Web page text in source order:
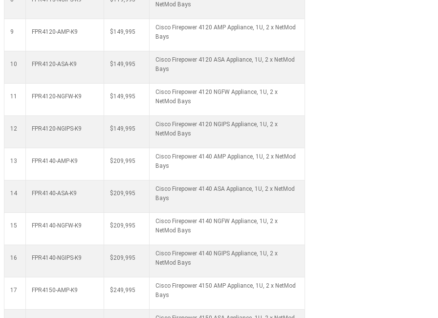
NetMod Bays
9 FPR4120-AMP-K9 $149,995
Cisco Firepower 4120 AMP Appliance, 1U, 2 x NetMod
Bays
10 FPR4120-ASA-K9 $149,995
Cisco Firepower 4120 ASA Appliance, 1U, 2 x NetMod
Bays
11 FPR4120-NGFW-K9 $149,995
Cisco Firepower 4120 NGFW Appliance, 1U, 2 x
NetMod Bays
12 FPR4120-NGIPS-K9 $149,995
Cisco Firepower 4120 NGIPS Appliance, 1U, 2 x
NetMod Bays
13 FPR4140-AMP-K9 $209,995
Cisco Firepower 4140 AMP Appliance, 1U, 2 x NetMod
Bays
14 FPR4140-ASA-K9 $209,995
Cisco Firepower 4140 ASA Appliance, 1U, 2 x NetMod
Bays
15 FPR4140-NGFW-K9 $209,995
Cisco Firepower 4140 NGFW Appliance, 1U, 2 x
NetMod Bays
16 FPR4140-NGIPS-K9 $209,995
Cisco Firepower 4140 NGIPS Appliance, 1U, 2 x
NetMod Bays
17 FPR4150-AMP-K9 $249,995
Cisco Firepower 4150 AMP Appliance, 1U, 2 x NetMod
Bays